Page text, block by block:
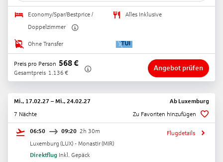
Economy/Spar/Bestprice /
Doppelzimmer
Alles Inklusive
Ohne Transfer
Preis pro Person 568€
Gesamtpreis 1.136 €
Angebot prüfen
Mi., 17.02.27 – Mi., 24.02.27 Ab Luxemburg
7 Nächte
Zu Favoriten hinzufügen
06:50 09:20 2h 30m
Luxemburg (LUX) - Monastir(MIR)
Direktflug Inkl. Gepäck
Flugdetails